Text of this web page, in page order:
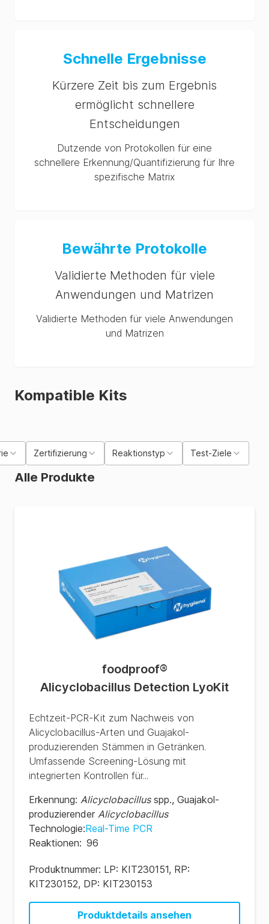
Schnelle Ergebnisse
Kürzere Zeit bis zum Ergebnis
ermöglicht schnellere
Entscheidungen
Dutzende von Protokollen für eine
schnellere Erkennung/Quantifizierung für Ihre
spezifische Matrix
Bewährte Protokolle
Validierte Methoden für viele
Anwendungen und Matrizen
Validierte Methoden für viele Anwendungen
und Matrizen
Kompatible Kits
Zertifizierung Reaktionstyp Test-Ziele
Alle Produkte
foodproof®
Alicyclobacillus Detection LyoKit
Echtzeit-PCR-Kit zum Nachweis von
Alicyclobacillus-Arten und Guajakol-
produzierenden Stämmen in Getränken.
Umfassende Screening-Lösung mit
integrierten Kontrollen für...
Erkennung: Alicyclobacillusspp., Guajakol-
produzierender Alicyclobacillus
Technologie:Real-Time PCR
Reaktionen: 96
Produktnummer: LP: KIT230151, RP:
KIT230152, DP: KIT230153
Produktdetails ansehen